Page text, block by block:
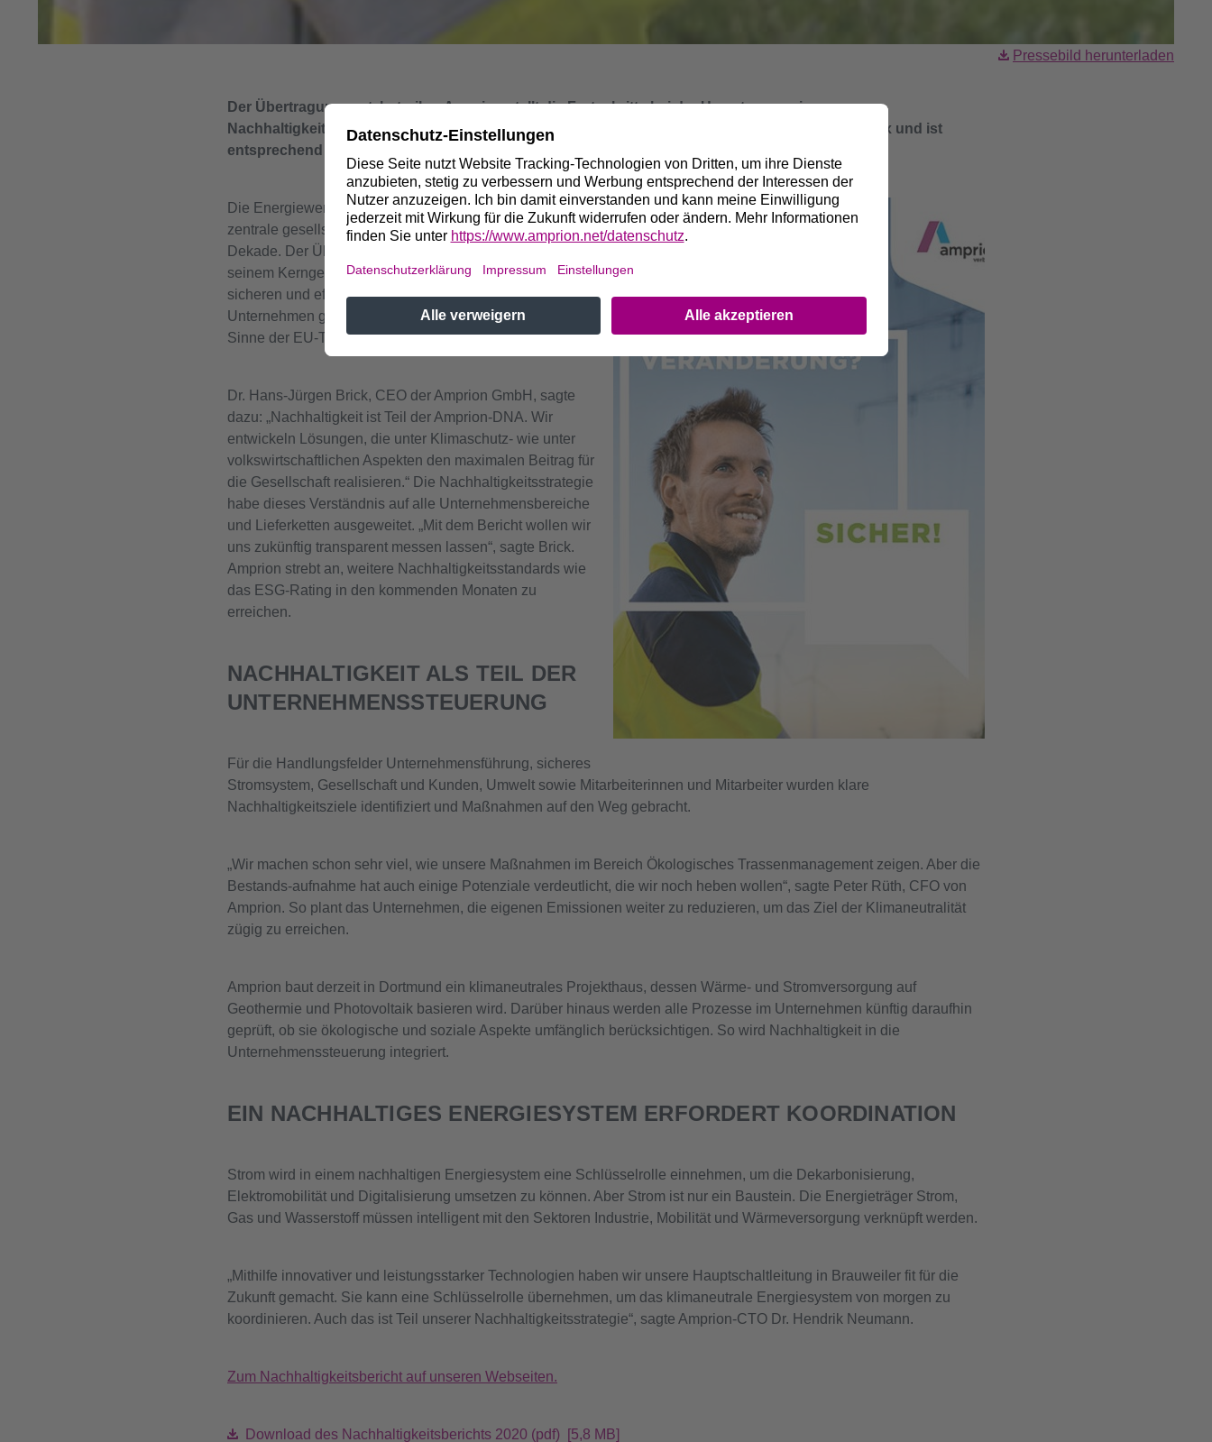
Pressebild herunterladen
Der Übertragungsnetzbetreiber Amprion stellt die Fortschritte bei der Umsetzung seiner
Nachhaltigkeitsstrategie dar. Der Bericht erfüllt die Kriterien des Deutschen Nachhaltigkeitskodex und ist
entsprechend zertifiziert. Amprion wird künftig alle zwei Jahre über die Entwicklung berichten.
Die Energiewende in Deutschland und Europa ist die
zentrale gesellschaftliche Herausforderung der nächsten
Dekade. Der Übertragungsnetzbetreiber Amprion trägt mit
seinem Kerngeschäft zu einem klimaverträglichen,
sicheren und effizienten Energiesystem bei. Das
Unternehmen gilt damit als ökologisch nachhaltig im
Sinne der EU-Taxonomie.
Dr. Hans-Jürgen Brick, CEO der Amprion GmbH, sagte
dazu: „Nachhaltigkeit ist Teil der Amprion-DNA. Wir
entwickeln Lösungen, die unter Klimaschutz- wie unter
volkswirtschaftlichen Aspekten den maximalen Beitrag für
die Gesellschaft realisieren.“ Die Nachhaltigkeitsstrategie
habe dieses Verständnis auf alle Unternehmensbereiche
und Lieferketten ausgeweitet. „Mit dem Bericht wollen wir
uns zukünftig transparent messen lassen“, sagte Brick.
Amprion strebt an, weitere Nachhaltigkeitsstandards wie
das ESG-Rating in den kommenden Monaten zu
erreichen.
NACHHALTIGKEIT ALS TEIL DER
UNTERNEHMENSSTEUERUNG
Für die Handlungsfelder Unternehmensführung, sicheres
Stromsystem, Gesellschaft und Kunden, Umwelt sowie Mitarbeiterinnen und Mitarbeiter wurden klare
Nachhaltigkeitsziele identifiziert und Maßnahmen auf den Weg gebracht.
„Wir machen schon sehr viel, wie unsere Maßnahmen im Bereich Ökologisches Trassenmanagement zeigen. Aber die
Bestands-aufnahme hat auch einige Potenziale verdeutlicht, die wir noch heben wollen“, sagte Peter Rüth, CFO von
Amprion. So plant das Unternehmen, die eigenen Emissionen weiter zu reduzieren, um das Ziel der Klimaneutralität
zügig zu erreichen.
Amprion baut derzeit in Dortmund ein klimaneutrales Projekthaus, dessen Wärme- und Stromversorgung auf
Geothermie und Photovoltaik basieren wird. Darüber hinaus werden alle Prozesse im Unternehmen künftig daraufhin
geprüft, ob sie ökologische und soziale Aspekte umfänglich berücksichtigen. So wird Nachhaltigkeit in die
Unternehmenssteuerung integriert.
EIN NACHHALTIGES ENERGIESYSTEM ERFORDERT KOORDINATION
Strom wird in einem nachhaltigen Energiesystem eine Schlüsselrolle einnehmen, um die Dekarbonisierung,
Elektromobilität und Digitalisierung umsetzen zu können. Aber Strom ist nur ein Baustein. Die Energieträger Strom,
Gas und Wasserstoff müssen intelligent mit den Sektoren Industrie, Mobilität und Wärmeversorgung verknüpft werden.
„Mithilfe innovativer und leistungsstarker Technologien haben wir unsere Hauptschaltleitung in Brauweiler fit für die
Zukunft gemacht. Sie kann eine Schlüsselrolle übernehmen, um das klimaneutrale Energiesystem von morgen zu
koordinieren. Auch das ist Teil unserer Nachhaltigkeitsstrategie“, sagte Amprion-CTO Dr. Hendrik Neumann.
Zum Nachhaltigkeitsbericht auf unseren Webseiten.
Download des Nachhaltigkeitsberichts 2020 (pdf) [5,8 MB]